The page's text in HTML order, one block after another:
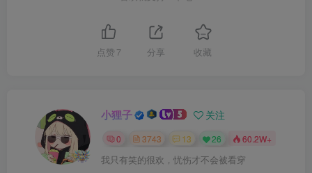
点赞 7 分享 收藏
小狸子 关注
0 3743 13 26 60.2W+
我只有笑的很欢，忧伤才不会被看穿